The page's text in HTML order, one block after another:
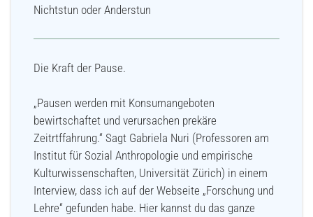
Nichtstun oder Anderstun
Die Kraft der Pause.
„Pausen werden mit Konsumangeboten
bewirtschaftet und verursachen prekäre
Zeitrtffahrung.“ Sagt Gabriela Nuri (Professoren am
Institut für Sozial Anthropologie und empirische
Kulturwissenschaften, Universität Zürich) in einem
Interview, dass ich auf der Webseite „Forschung und
Lehre“ gefunden habe. Hier kannst du das ganze